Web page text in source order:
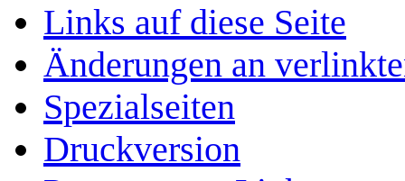
Links auf diese Seite
Änderungen an
Spezialseiten
Druckversion